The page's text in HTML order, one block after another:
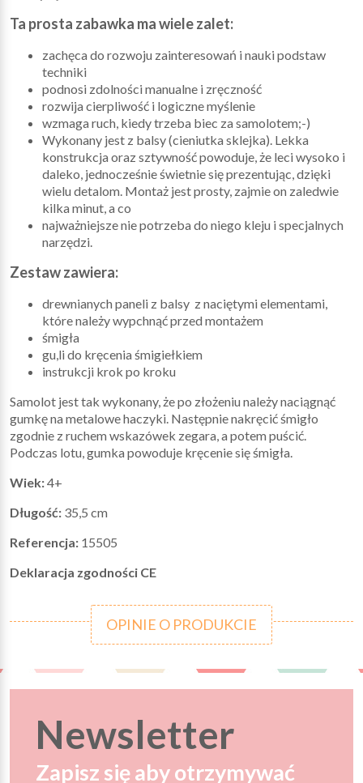
Ta prosta zabawka ma wiele zalet:
zachęca do rozwoju zainteresowań i nauki podstaw
techniki
podnosi zdolności manualne i zręczność
rozwija cierpliwość i logiczne myślenie
wzmaga ruch, kiedy trzeba biec za samolotem;-)
Wykonany jest z balsy (cieniutka sklejka). Lekka
konstrukcja oraz sztywność powoduje, że leci wysoko i
daleko, jednocześnie świetnie się prezentując, dzięki
wielu detalom. Montaż jest prosty, zajmie on zaledwie
kilka minut, a co
najważniejsze nie potrzeba do niego kleju i specjalnych
narzędzi.
Zestaw zawiera:
drewnianych paneli z balsy z naciętymi elementami,
które należy wypchnąć przed montażem
śmigła
gu,li do kręcenia śmigiełkiem
instrukcji krok po kroku
Samolot jest tak wykonany, że po złożeniu należy naciągnąć
gumkę na metalowe haczyki. Następnie nakręcić śmigło
zgodnie z ruchem wskazówek zegara, a potem puścić.
Podczas lotu, gumka powoduje kręcenie się śmigła.
Wiek:4+
Długość: 35,5 cm
Referencja: 15505
Deklaracja zgodności CE
OPINIE O PRODUKCIE
Newsletter
Zapisz się aby otrzymywać